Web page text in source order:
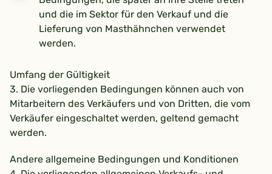
und die im Sektor für den Verkauf und die
Lieferung von Masthähnchen verwendet
werden.
Umfang der Gültigkeit
3. Die vorliegenden Bedingungen können auch von
Mitarbeitern des Verkäufers und von Dritten, die vom
Verkäufer eingeschaltet werden, geltend gemacht
werden.
Andere allgemeine Bedingungen und Konditionen